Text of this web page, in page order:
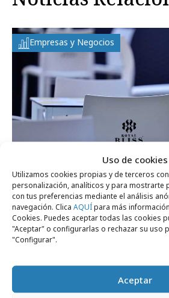
Uso de cookies
Utilizamos cookies propias y de terceros
personalización, analíticos y para mostrarte
con tus preferencias mediante el análisis
navegación. Clica AQUÍpara más
Cookies. Puedes aceptar todas las cookies
"Aceptar" o configurarlas o rechazar su uso
"Configurar".
Aceptar
Empresas y Negocios
miércoles, 3 de julio 2024
Coca-Cola refuerza el apoyo
este verano